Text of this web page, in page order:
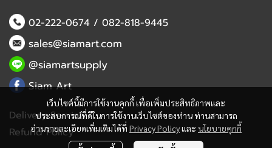
เว็บไซต์นี้มีการใช้งานคุกกี้ เพื่อเพิ่มประสิทธิภาพและ
ประสบการณ์ที่ดีในการใช้งานเว็บไซต์ของท่าน ท่านสามารถ
อ่านรายละเอียดเพิ่มเติมได้ที่ Privacy Policyและ นโยบายคุกกี้
02-222-0674/ 082-818-9445
sales@siamart.com
@siamartsupply
Siam Art
Delivery Service
Refund Policy